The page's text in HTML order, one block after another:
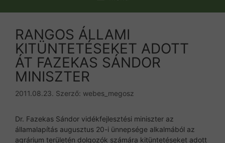
RANGOS ÁLLAMI
KITÜNTETÉSEKET ADOTT
ÁT FAZEKAS SÁNDOR
MINISZTER
2011.08.23. Szerző: webes_megosz
Dr. Fazekas Sándor vidékfejlesztési miniszter az
államalapítás augusztus 20-i ünnepsége alkalmából az
agrárium területén dolgozók számára kitüntetéseket adott